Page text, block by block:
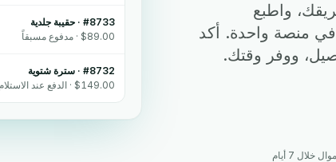
واطبع
منصة واحدة. أكد
ووفر وقتك.
7 أيام
#8733 · حقيبة جلدية
$89.00 · مدفوع مسبقاً
#8732 · سترة شتوية
$149.00 · الدفع عند الاستلام